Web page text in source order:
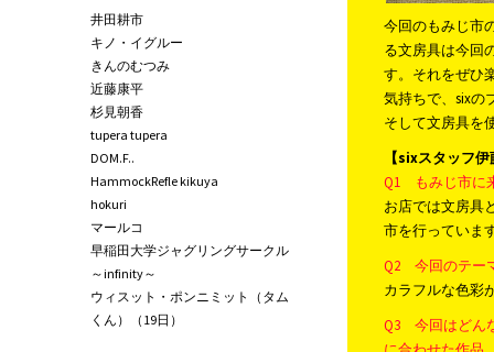
今回のもみじ市
る文房具は今回
す。それをぜひ
気持ちで、sixの
そして文房具を
【sixスタッフ
Q1 もみじ市に
お店では文房具
市を行っていま
Q2 今回のテー
カラフルな色彩
Q3 今回はどん
井田耕市
キノ・イグルー
きんのむつみ
近藤康平
杉見朝香
tupera tupera
DOM.F..
HammockRefle kikuya
hokuri
マールコ
早稲田大学ジャグリングサークル
～infinity～
ウィスット・ポンニミット（タム
くん）（19日）